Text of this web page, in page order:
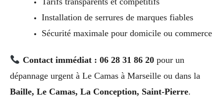
Installation de serrures de marques fiables
Sécurité maximale pour domicile ou commerce
Contact immédiat : 06 28 31 86 20pour un
dépannage urgent à Le Camas à Marseille ou dans la
Baille, Le Camas, La Conception, Saint-Pierre.